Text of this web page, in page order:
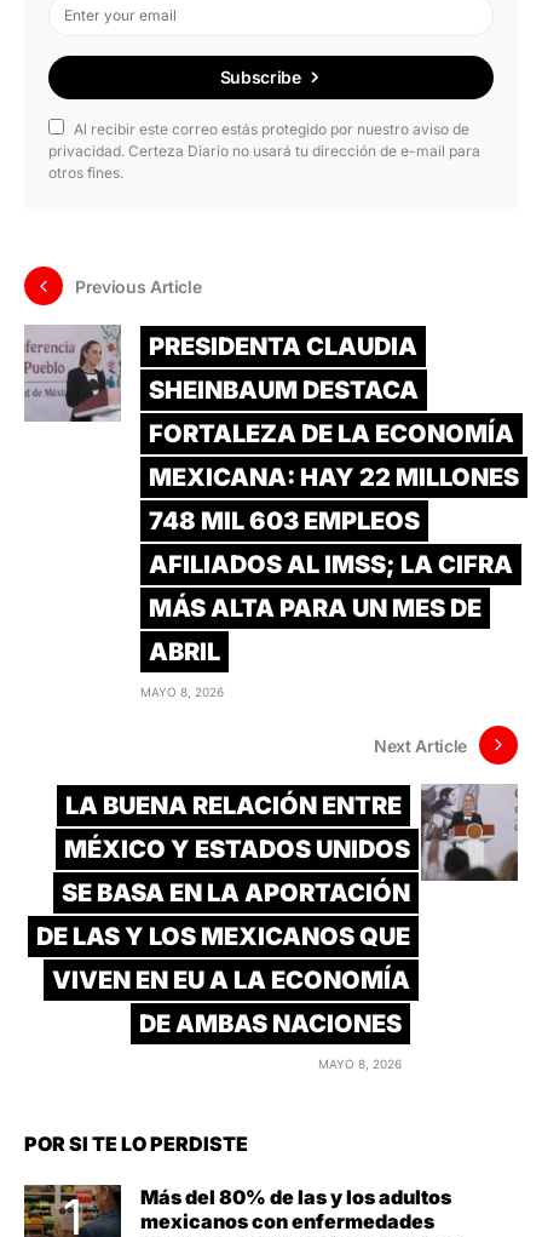
Subscribe
Al recibir este correo estás protegido por nuestro aviso de
privacidad. Certeza Diario no usará tu dirección de e-mail para
otros fines.
Previous Article
PRESIDENTA CLAUDIA
SHEINBAUM DESTACA
FORTALEZA DE LA ECONOMÍA
MEXICANA: HAY 22 MILLONES
748 MIL 603 EMPLEOS
AFILIADOS AL IMSS; LA CIFRA
MÁS ALTA PARA UN MES DE
ABRIL
MAYO 8, 2026
Next Article
LA BUENA RELACIÓN ENTRE
MÉXICO Y ESTADOS UNIDOS
SE BASA EN LA APORTACIÓN
DE LAS Y LOS MEXICANOS QUE
VIVEN EN EU A LA ECONOMÍA
DE AMBAS NACIONES
MAYO 8, 2026
POR SI TE LO PERDISTE
Más del 80% de las y los adultos
mexicanos con enfermedades